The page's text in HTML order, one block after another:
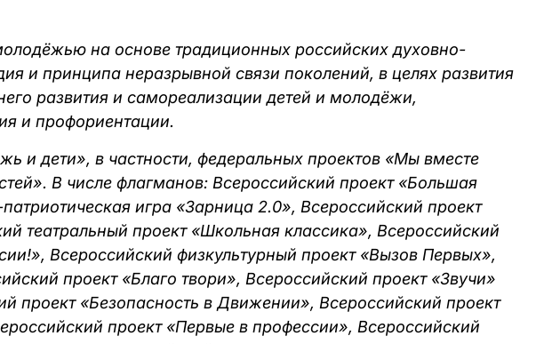
на основе традиционных российских духовно-
и принципа неразрывной связи поколений, в целях развития
развития и самореализации детей и молодёжи,
и профориентации.
и дети», в частности, федеральных проектов «Мы вместе
В числе флагманов: Всероссийский проект «Большая
игра «Зарница 2.0», Всероссийский проект
театральный проект «Школьная классика», Всероссийский
Всероссийский физкультурный проект «Вызов Первых»,
проект «Благо твори», Всероссийский проект «Звучи»
проект «Безопасность в Движении», Всероссийский проект
проект «Первые в профессии», Всероссийский